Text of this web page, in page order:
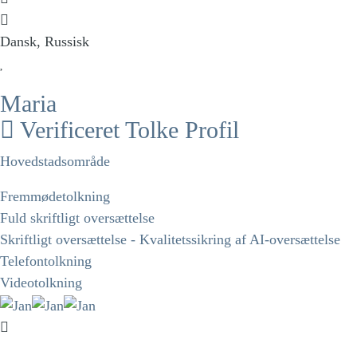
Dansk, Russisk
Maria
Verificeret Tolke Profil
Hovedstadsområde
Fremmødetolkning
Fuld skriftligt oversættelse
Skriftligt oversættelse - Kvalitetssikring af AI-oversættelse
Telefontolkning
Videotolkning